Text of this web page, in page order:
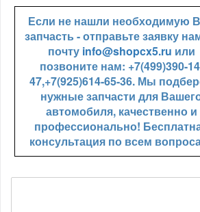
Если не нашли необходимую
запчасть - отправьте заявку
почту info@shopcx5.ru или
позвоните нам: +7(499)390-
47,+7(925)614-65-36. Мы
нужные запчасти для
автомобиля, качественно и
профессионально!
консультация по всем